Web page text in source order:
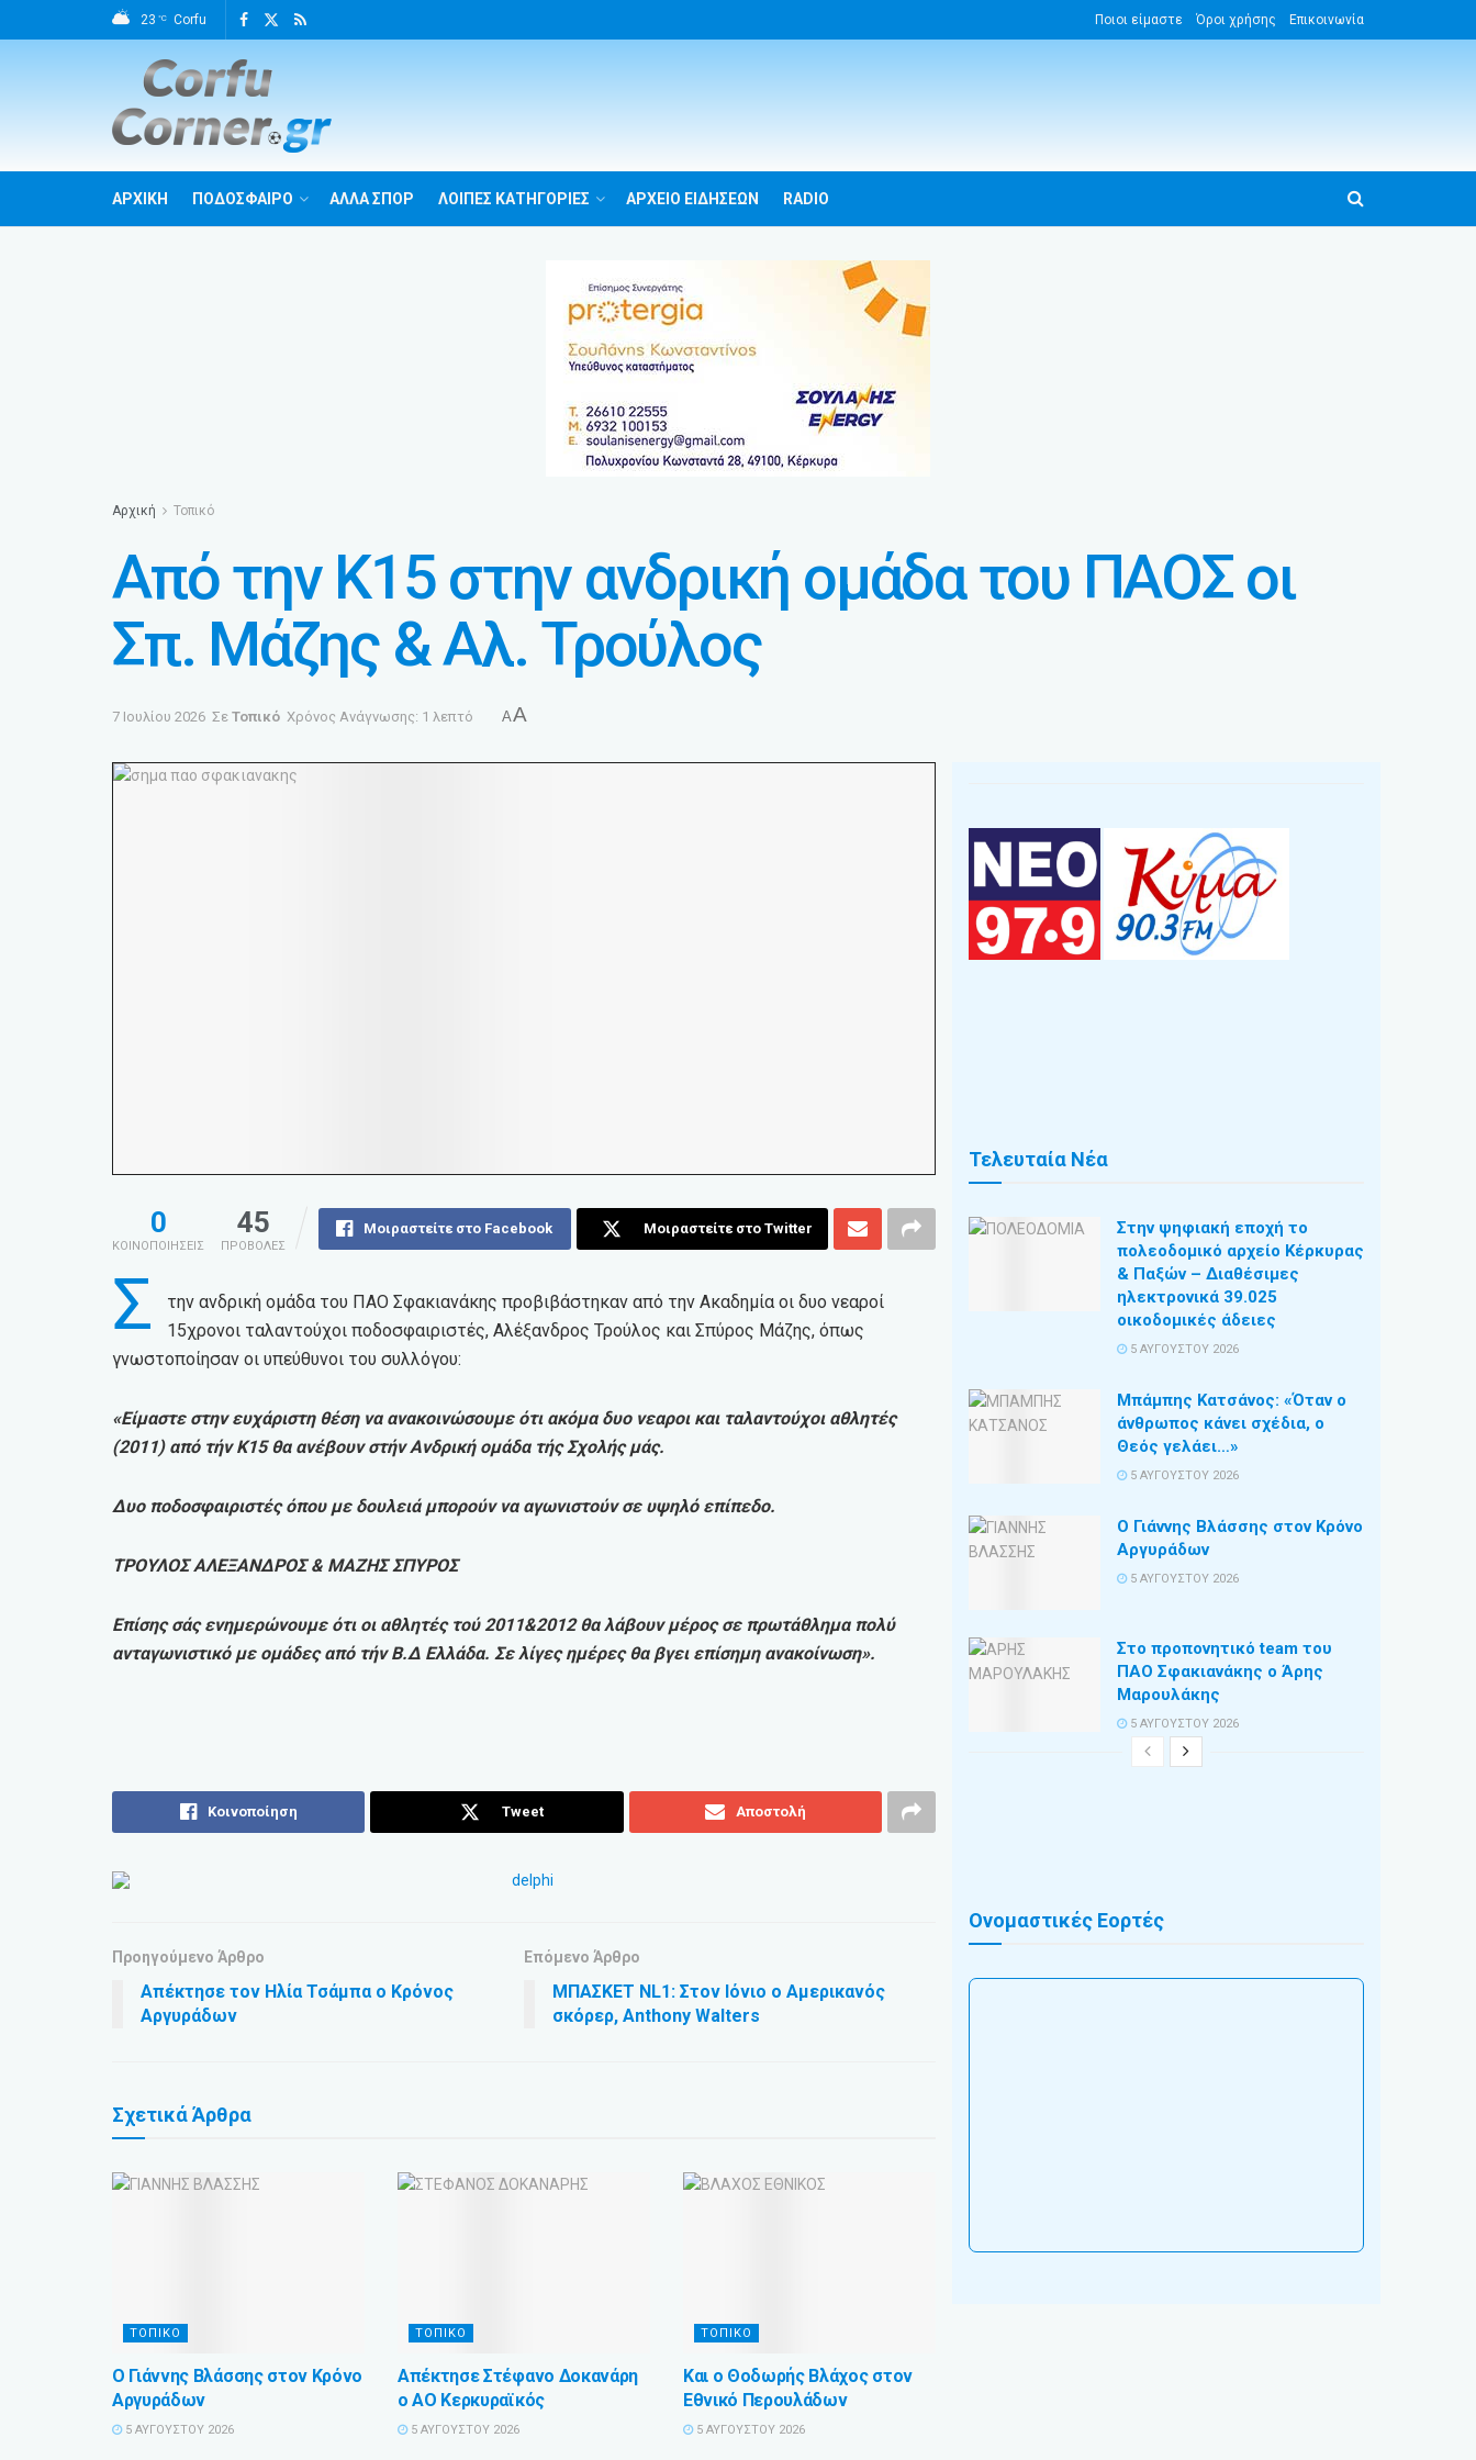
23 °C Corfu Ποιοι είμαστε Όροι χρήσης Επικοινωνία
ΑΡΧΙΚΗ ΠΟΔΟΣΦΑΙΡΟ ΑΛΛΑ ΣΠΟΡ ΛΟΙΠΕΣ ΚΑΤΗΓΟΡΙΕΣ ΑΡΧΕΙΟ ΕΙΔΗΣΕΩΝ RADIO
Αρχική Τοπικό
Από την K15 στην ανδρική ομάδα του ΠΑΟΣ οι
Σπ. Μάζης & Αλ. Τρούλος
7 Ιουλίου 2026 Σε Τοπικό Χρόνος Ανάγνωσης: 1 λεπτό AA
0
ΚΟΙΝΟΠΟΙΗΣΕΙΣ
45
ΠΡΟΒΟΛΕΣ
Μοιραστείτε στο Facebook Μοιραστείτε στο Twitter
Σ
την ανδρική ομάδα του ΠΑΟ Σφακιανάκης προβιβάστηκαν από την Ακαδημία οι δυο νεαροί
15χρονοι ταλαντούχοι ποδοσφαιριστές, Αλέξανδρος Τρούλος και Σπύρος Μάζης, όπως
γνωστοποίησαν οι υπεύθυνοι του συλλόγου:
«Είμαστε στην ευχάριστη θέση να ανακοινώσουμε ότι ακόμα δυο νεαροι και ταλαντούχοι αθλητές
(2011) από τήν Κ15 θα ανέβουν στήν Ανδρική ομάδα τής Σχολής μάς.
Δυο ποδοσφαιριστές όπου με δουλειά μπορούν να αγωνιστούν σε υψηλό επίπεδο.
ΤΡΟΥΛΟΣ ΑΛΕΞΑΝΔΡΟΣ & ΜΑΖΗΣ ΣΠΥΡΟΣ
Επίσης σάς ενημερώνουμε ότι οι αθλητές τού 2011&2012 θα λάβουν μέρος σε πρωτάθλημα πολύ
ανταγωνιστικό με ομάδες από τήν Β.Δ Ελλάδα. Σε λίγες ημέρες θα βγει επίσημη ανακοίνωση».
Κοινοποίηση Tweet Αποστολή
Προηγούμενο Άρθρο
Απέκτησε τον Ηλία Τσάμπα ο Κρόνος
Αργυράδων
Επόμενο Άρθρο
ΜΠΑΣΚΕΤ NL1: Στον Ιόνιο ο Αμερικανός
σκόρερ, Anthony Walters
ΣχετικάΆρθρα
ΤΟΠΙΚΟ
Ο Γιάννης Βλάσσης στον Κρόνο
Αργυράδων
5 ΑΥΓΟΎΣΤΟΥ 2026
ΤΟΠΙΚΟ
Απέκτησε Στέφανο Δοκανάρη
ο ΑΟ Κερκυραϊκός
5 ΑΥΓΟΎΣΤΟΥ 2026
ΤΟΠΙΚΟ
Και ο Θοδωρής Βλάχος στον
Εθνικό Περουλάδων
5 ΑΥΓΟΎΣΤΟΥ 2026
Τελευταία Νέα
Στην ψηφιακή εποχή το
πολεοδομικό αρχείο Κέρκυρας
& Παξών – Διαθέσιμες
ηλεκτρονικά 39.025
οικοδομικές άδειες
5 ΑΥΓΟΎΣΤΟΥ 2026
Μπάμπης Κατσάνος: «Όταν ο
άνθρωπος κάνει σχέδια, ο
Θεός γελάει…»
5 ΑΥΓΟΎΣΤΟΥ 2026
Ο Γιάννης Βλάσσης στον Κρόνο
Αργυράδων
5 ΑΥΓΟΎΣΤΟΥ 2026
Στο προπονητικό team του
ΠΑΟ Σφακιανάκης ο Άρης
Μαρουλάκης
5 ΑΥΓΟΎΣΤΟΥ 2026
Ονομαστικές Εορτές